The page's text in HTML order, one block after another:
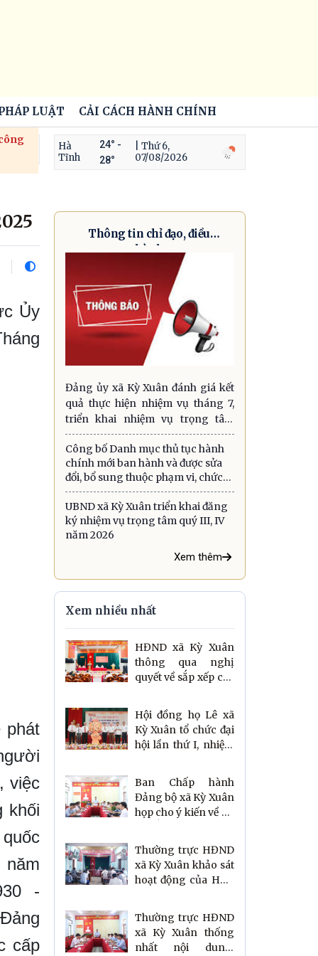
LUẬT CẢI CÁCH HÀNH CHÍNH
Hà
Tĩnh
24° -
28°
| Thứ 6,
07/08/2026
Ủy
việc
khối
năm
-
cấp
Thông tin chỉ đạo, điều
hành
Đảng ủy xã Kỳ Xuân đánh giá kết
quả thực hiện nhiệm vụ tháng 7,
triển khai nhiệm vụ trọng tâm
tháng 8 năm 2026
Công bố Danh mục thủ tục hành
chính mới ban hành và được sửa
đổi, bổ sung thuộc phạm vi, chức
năng quản lý của ngành Công
Thương áp dụng trên địa bàn tỉnh
Hà Tĩnh
UBND xã Kỳ Xuân triển khai đăng
ký nhiệm vụ trọng tâm quý III, IV
năm 2026
Xem thêm
Xem nhiều nhất
HĐND xã Kỳ Xuân
thông qua nghị
quyết về sắp xếp các
Hội đồng họ Lê xã
Kỳ Xuân tổ chức đại
hội lần thứ I, nhiệm
Ban Chấp hành
Đảng bộ xã Kỳ Xuân
họp cho ý kiến về Đề
Thường trực HĐND
xã Kỳ Xuân khảo sát
hoạt động của HTX
kiến nghị cử tri
Thường trực HĐND
xã Kỳ Xuân thống
nhất nội dung,